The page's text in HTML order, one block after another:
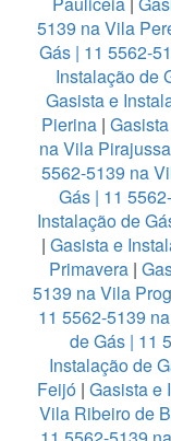
5139 na Vila
Gás | 11 5562-
Instalação de
Gasista e
Pierina|
na Vila
5562-5139 na
Gás | 11
Instalação de
| Gasista e
Primavera|
5139 na Vila
11 5562-5139
de Gás | 11
Instalação de
Feijó | Gasista e
Vila Ribeiro de